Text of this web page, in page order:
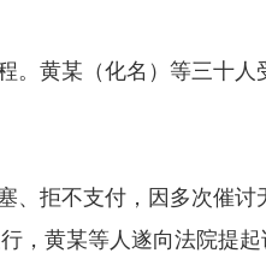
。黄某（化名）等三十
、拒不支付，因多次催
，黄某等人遂向法院提起